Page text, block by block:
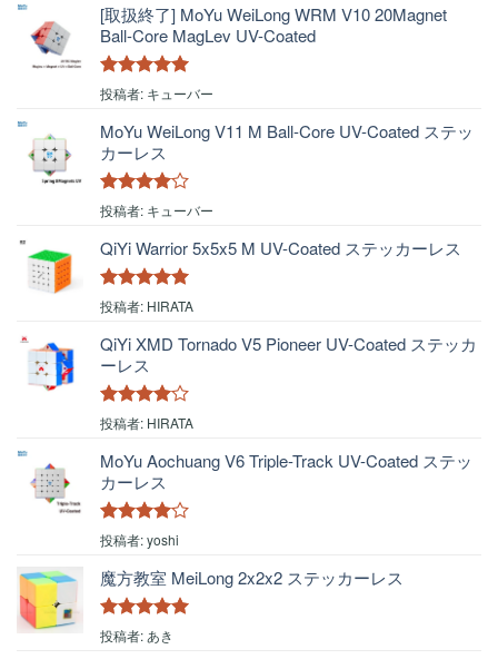
[取扱終了] MoYu WeiLong WRM V10 20Magnet
Ball-Core MagLev UV-Coated
5段階中 5 の
投稿者: キューバー
MoYu WeiLong V11 M Ball-Core UV-Coated ステッ
カーレス
5段階中 4
投稿者: キューバー
QiYi Warrior 5x5x5 M UV-Coated ステッカーレス
5段階中5の
投稿者: HIRATA
QiYi XMD Tornado V5 Pioneer UV-Coated ステッカ
ーレス
5段階中4
投稿者: HIRATA
MoYu Aochuang V6 Triple-Track UV-Coated ステッ
カーレス
5段階中4
の評価
投稿者: yoshi
魔方教室 MeiLong 2x2x2 ステッカーレス
5段階中 5
投稿者: あき